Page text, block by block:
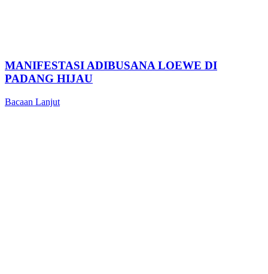
MANIFESTASI ADIBUSANA LOEWE DI
PADANG HIJAU
Bacaan Lanjut